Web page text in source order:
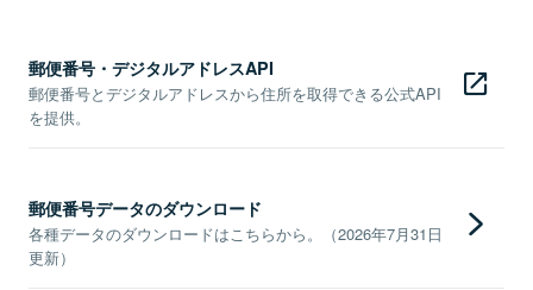
郵便番号・デジタルアドレスAPI
郵便番号とデジタルアドレスから住所を取得できる公式API
を提供。
郵便番号データのダウンロード
各種データのダウンロードはこちらから。（2026年7月31日
更新）